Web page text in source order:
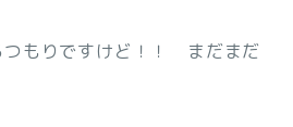
つもりですけど！！ まだまだ